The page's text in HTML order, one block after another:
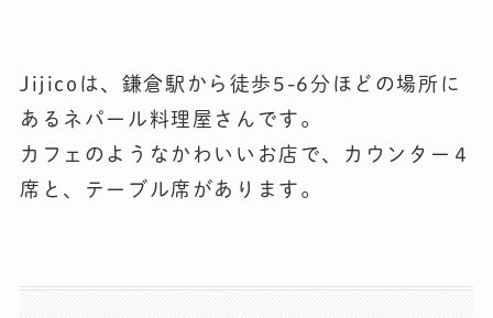
Jijicoは、鎌倉駅から徒歩5-6分ほどの場所に
あるネパール料理屋さんです。
カフェのようなかわいいお店で、カウンター４
席と、テーブル席があります。